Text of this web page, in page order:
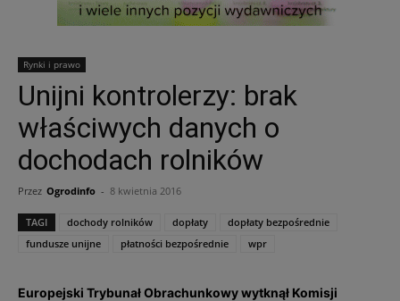
Rynki i prawo
Unijni kontrolerzy: brak
właściwych danych o
dochodach rolników
Przez Ogrodinfo - 8 kwietnia 2016
TAGI dochody rolników dopłaty
dopłaty bezpośrednie
fundusze unijne
płatności bezpośrednie wpr
Europejski Trybunał Obrachunkowy wytknął Komisji